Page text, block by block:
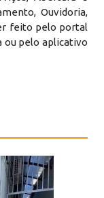
Ouvidoria,
feito pelo portal
ou pelo aplicativo